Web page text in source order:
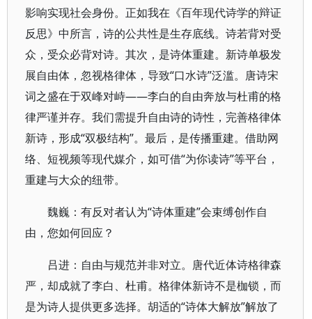
影响实现社会身份。正如我在《百年现代诗学的辩证
反思》中所言，诗的公共性是生存底线。诗若背对受
众，受众必背对诗。其次，是诗体重建。新诗单极发
展自由体，忽视格律体，导致“口水诗”泛滥。唐诗宋
词之盛在于双峰对峙——李白的自由奔放与杜甫的格
律严谨并存。我们需提升自由诗的诗性，完善格律体
新诗，形成“双极结构”。最后，是传播重建。借助网
络、短视频等现代媒介，如可借“为你读诗”等平台，
重建与大众的纽带。
魏巍：有反对者认为“诗体重建”会束缚创作自
由，您如何回应？
吕进：自由与规范并非对立。唐代近体诗格律森
严，却成就了李白、杜甫。格律体新诗不是枷锁，而
是为诗人提供更多选择。胡适的“诗体大解放”解放了